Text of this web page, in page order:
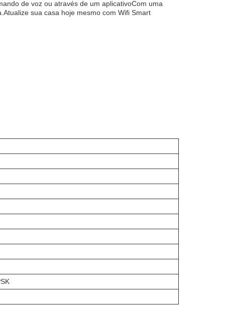
de voz ou através de um aplicativoCom uma
sua casa hoje mesmo com Wifi Smart